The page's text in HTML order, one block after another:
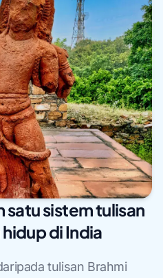
satu sistem tulisan
di India
tulisan Brahmi